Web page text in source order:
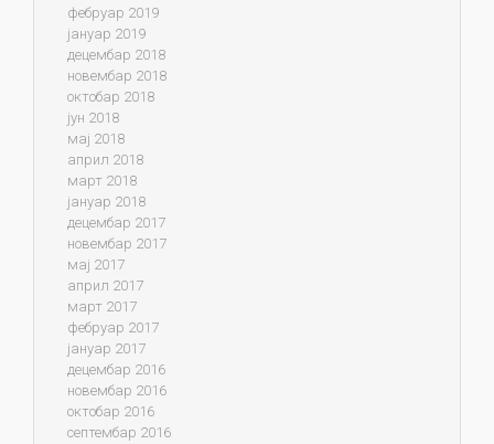
фебруар 2019
јануар 2019
децембар 2018
новембар 2018
октобар 2018
јун 2018
мај 2018
април 2018
март 2018
јануар 2018
децембар 2017
новембар 2017
мај 2017
април 2017
март 2017
фебруар 2017
јануар 2017
децембар 2016
новембар 2016
октобар 2016
септембар 2016